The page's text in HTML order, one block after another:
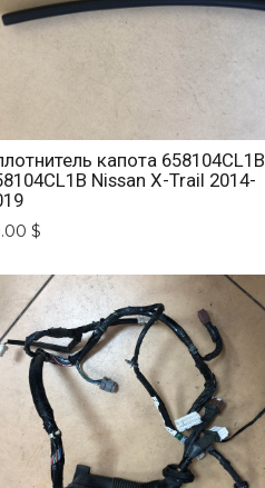
капота 658104CL1B
Nissan X-Trail 2014-
$